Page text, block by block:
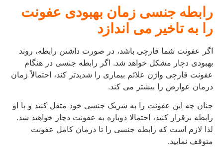
رابطه جنسی زمان بهبودی عفونت
را به تاخیر می اندازد
اگر عفونت شما قارچی باشد، در صورت داشتن رابطه، روند
بهبودی دچار مشکل خواهد شد. اگر رابطه جنسی در هنگام
عفونت قارچی واژن علائم بیماری را شدیدتر کند، احتمالاً زمان
درمان عوارض را بیشتر می کند.
چنان چه این عفونت را به شریک جنسی خود متقل کنید و با او
رابطه برقرار کنید، احتمالا دوباره به عفونت دچار خواهید شد.
لذا لازم است که رابطه جنسی را تا درمان کامل عفونت
متوقف نمایید.